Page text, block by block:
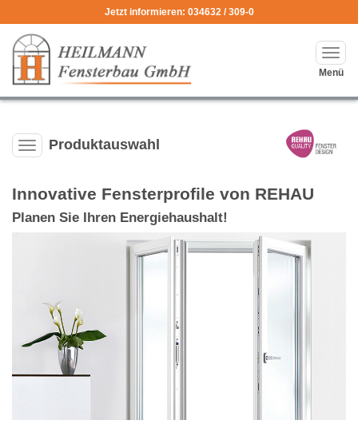
Jetzt informieren: 034632 / 309-0
Menü
Produktauswahl-
Produktauswahl
Innovative Fensterprofile von REHAU
Planen Sie Ihren Energiehaushalt!